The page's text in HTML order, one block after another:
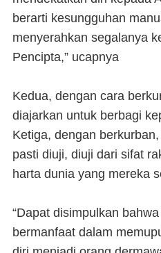
berarti kesungguhan
menyerahkan segalanya
Pencipta,” ucapnya
Kedua, dengan cara
diajarkan untuk berbagi
Ketiga, dengan
pasti diuji, diuji dari sifat
harta dunia yang mereka
“Dapat disimpulkan
bermanfaat dalam